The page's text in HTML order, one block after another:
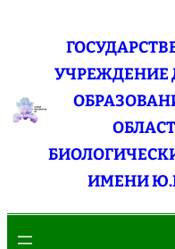
содержимому
УЧРЕЖДЕНИЕ
ИМЕНИ